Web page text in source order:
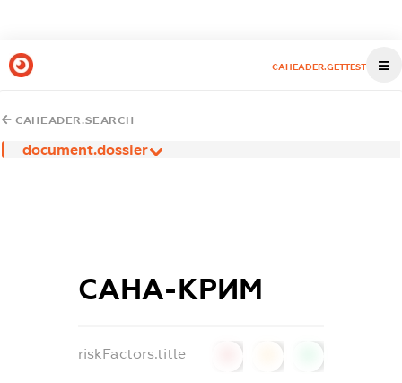
CAHEADER.GETTEST
CAHEADER.SEARCH
document.dossier
САНА-КРИМ
riskFactors.title